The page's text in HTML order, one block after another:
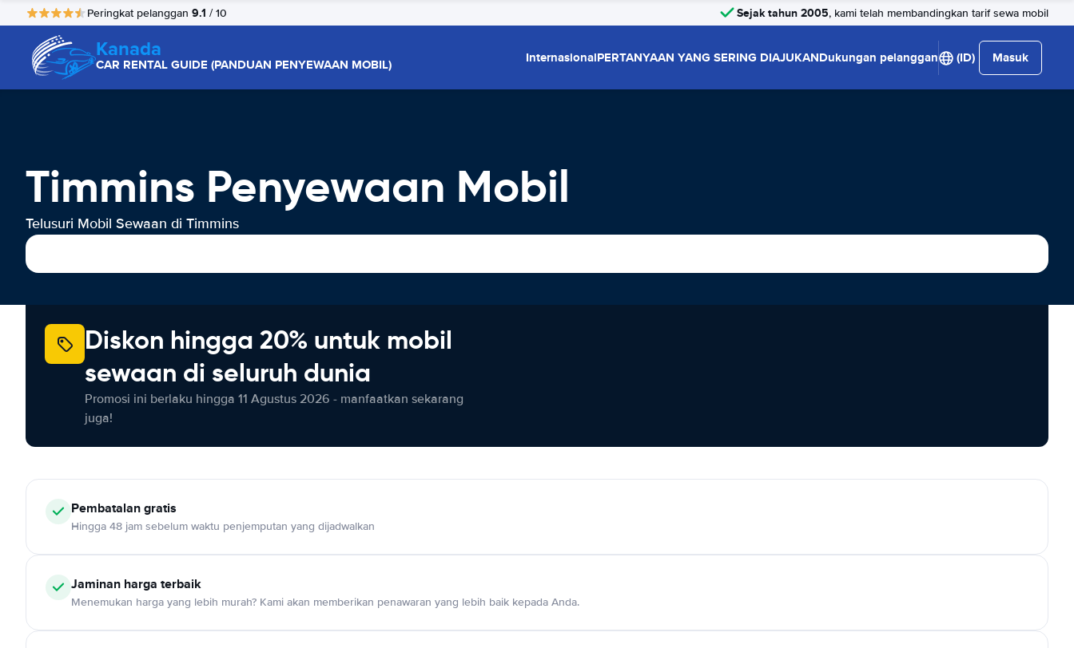
Peringkat pelanggan 9.1 / 10 Sejak tahun 2005, kami telah membandingkan tarif sewa mobil
Kanada
CAR RENTAL GUIDE (PANDUAN PENYEWAAN MOBIL) InternasionalPERTANYAAN YANG SERING DIAJUKANDukungan pelanggan (ID) Masuk
Timmins Penyewaan Mobil
Telusuri Mobil Sewaan di Timmins
Diskon hingga 20% untuk mobil
sewaan di seluruh dunia
Promosi ini berlaku hingga 11 Agustus 2026 - manfaatkan sekarang
juga!
Pembatalan gratis
Hingga 48 jam sebelum waktu penjemputan yang dijadwalkan
Jaminan harga terbaik
Menemukan harga yang lebih murah? Kami akan memberikan penawaran yang lebih baik kepada Anda.